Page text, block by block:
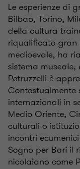
Le esperienze di
Bilbao, Torino,
della cultura
riqualificato gran
medioevale, ha
sistema
Petruzzelli è
Contestualmente
internazionali in
Medio Oriente,
culturali o
incontri
Sogno per Bari il
nicolaiano come